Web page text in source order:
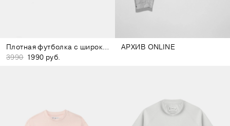
Плотная футболка с широким воротом фиолетовая
3990 1990 руб.
АРХИВ ONLINE